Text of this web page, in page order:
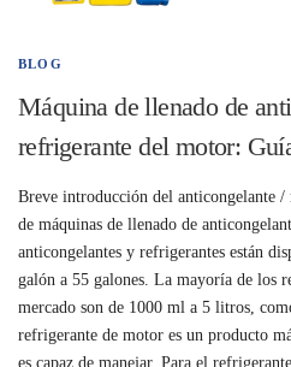
BLOG
Máquina de llenado de
refrigerante del motor:
Breve introducción del anticongelante
de máquinas de llenado de
anticongelantes y refrigerantes están
galón a 55 galones. La mayoría de los
mercado son de 1000 ml a 5 litros,
refrigerante de motor es un producto
es capaz de manejar. Para el